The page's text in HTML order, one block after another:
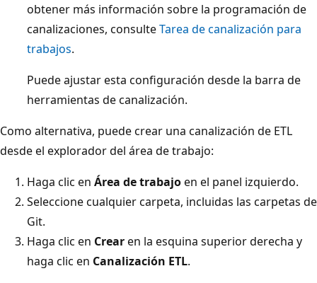
obtener más información sobre la programación de
canalizaciones, consulteTarea de canalización para
trabajos.
Puede ajustar esta configuración desde la barra de
herramientas de canalización.
Como alternativa, puede crear una canalización de ETL
desde el explorador del área de trabajo:
Haga clic en Área de trabajoen el panel izquierdo.
Seleccione cualquier carpeta, incluidas las carpetas de
Git.
Haga clic en Crearen la esquina superior derecha y
haga clic en Canalización ETL.